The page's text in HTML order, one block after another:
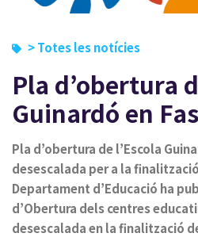
> Totes les notícies
Pla d’obertura
Guinardó en
Pla d’obertura de l’Escola
desescalada per a la
Departament d’Educació ha
d’Obertura dels centres
desescalada en la finalització